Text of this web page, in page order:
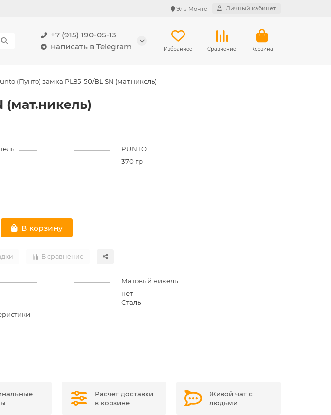
Эль-Монте Личный кабинет
+7 (915) 190-05-13
написать в Telegram
Избранное Сравнение Корзина
(Пунто) замка PL85-50/BL SN (мат.никель)
(мат.никель)
PUNTO
370 гр
В корзину
В сравнение
Матовый никель
нет
Сталь
Расчет доставки
в корзине
Живой чат с
людьми